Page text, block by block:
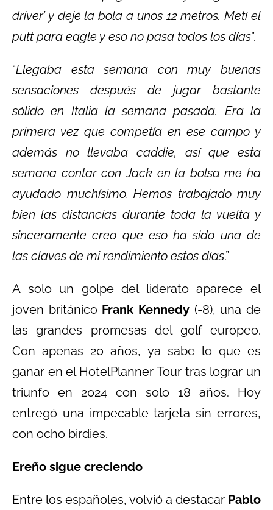
driver’ y dejé la bola a unos 12 metros. Metí el
putt para eagle y eso no pasa todos los días”.
“Llegaba esta semana con muy buenas
sensaciones después de jugar bastante
sólido en Italia la semana pasada. Era la
primera vez que competía en ese campo y
además no llevaba caddie, así que esta
semana contar con Jack en la bolsa me ha
ayudado muchísimo. Hemos trabajado muy
bien las distancias durante toda la vuelta y
sinceramente creo que eso ha sido una de
las claves de mi rendimiento estos días.”
A solo un golpe del liderato aparece el
joven británico Frank Kennedy (-8), una de
las grandes promesas del golf europeo.
Con apenas 20 años, ya sabe lo que es
ganar en el HotelPlanner Tour tras lograr un
triunfo en 2024 con solo 18 años. Hoy
entregó una impecable tarjeta sin errores,
con ocho birdies.
Ereño sigue creciendo
Entre los españoles, volvió a destacar Pablo